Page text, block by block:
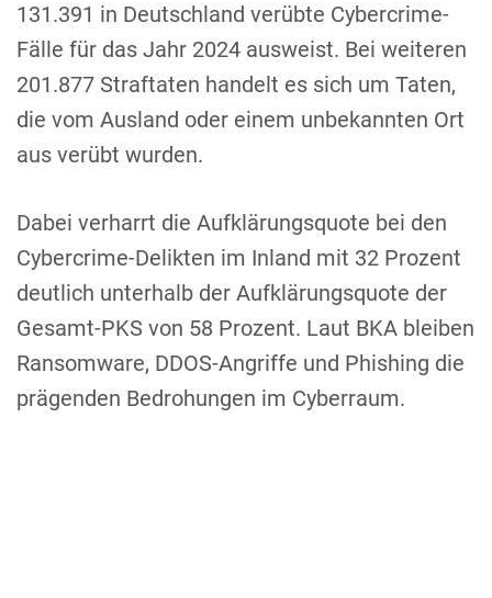
131.391 in Deutschland verübte Cybercrime-
Fälle für das Jahr 2024 ausweist. Bei weiteren
201.877 Straftaten handelt es sich um Taten,
die vom Ausland oder einem unbekannten Ort
aus verübt wurden.
Dabei verharrt die Aufklärungsquote bei den
Cybercrime-Delikten im Inland mit 32 Prozent
deutlich unterhalb der Aufklärungsquote der
Gesamt-PKS von 58 Prozent. Laut BKA bleiben
Ransomware, DDOS-Angriffe und Phishing die
prägenden Bedrohungen im Cyberraum.